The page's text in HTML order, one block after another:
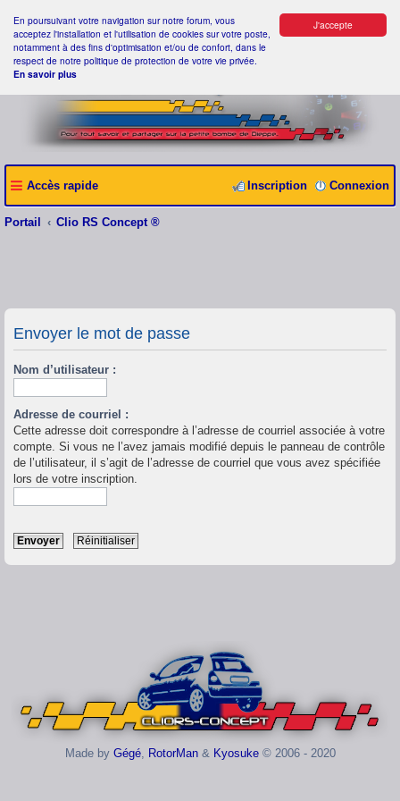
J'accepte
En poursuivant votre navigation sur notre forum, vous
acceptez l'installation et l'utilisation de cookies sur votre poste,
notamment à des fins d'optimisation et/ou de confort, dans le
respect de notre politique de protection de votre vie privée.
En savoir plus
Accès rapide Connexion
Inscription
Portail Clio RS Concept ®
Envoyer le mot de passe
Nom d’utilisateur :
Adresse de courriel :
Cette adresse doit correspondre à l’adresse de courriel associée à votre
compte. Si vous ne l’avez jamais modifié depuis le panneau de contrôle
de l’utilisateur, il s’agit de l’adresse de courriel que vous avez spécifiée
lors de votre inscription.
Made by Gégé, RotorMan& Kyosuke© 2006 - 2020